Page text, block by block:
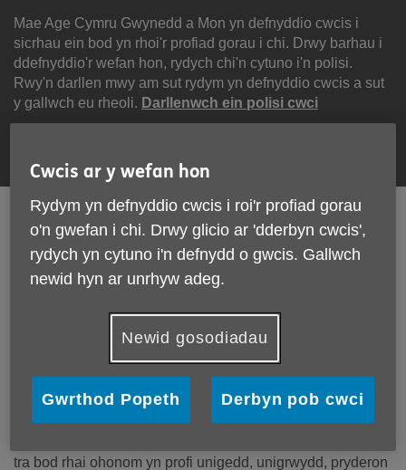
Mae Age Cymru Gwynedd a Mon yn defnyddio cwcis i
sicrhau ein bod yn rhoi'r profiad gorau i chi. Drwy barhau i
ddefnyddio'r wefan hon, rydych chi'n cytuno i'n polisi.
Rwy'n darllen mwy am sut rydym yn defnyddio cwcis a sut
y gallwch eu rheoli. Darllenwch ein polisi cwci
cynnwys
English Cymraeg
Navigation
Cyfrannwch
Cyfrifiannell
Cymuned
tra bod rhai ohonom yn profi unigedd, unigrwydd, pryderon
Cwcis ar y wefan hon
Rydym yn defnyddio cwcis i roi'r profiad gorau
o'n gwefan i chi. Drwy glicio ar 'dderbyn cwcis',
rydych yn cytuno i'n defnydd o gwcis. Gallwch
newid hyn ar unrhyw adeg.
Newid gosodiadau
Gwrthod Popeth Derbyn pob cwci